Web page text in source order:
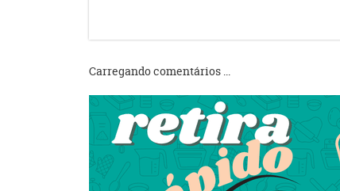
Carregando comentários ...